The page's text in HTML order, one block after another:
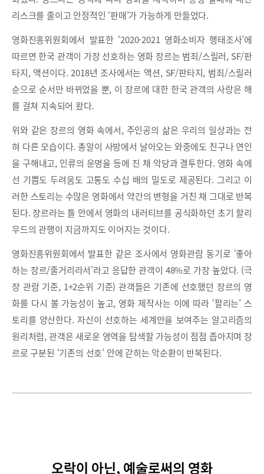
리스크를 줄이고 안정적인 ‘판매’가 가능하게 만들었다.
영화진흥위원회에서 발표한 ‘2020-2021 영화소비자 행태조사’에
따르면 한국 관객이 가장 선호하는 영화 장르는 범죄/스릴러, SF/판
타지, 액션이다. 2018년 조사에서는 액션, SF/판타지, 범죄/스릴러
순으로 순서만 바뀌었을 뿐, 이 장르에 대한 한국 관객의 사랑은 해
를 걸쳐 지속되어 왔다.
위와 같은 장르의 영화 속에서, 주인공의 삶은 우리의 일상과는 전
혀 다른 모습이다. 총알이 사방에서 날아오는 와중에도 친구나 연인
을 구해내고, 인류의 운명을 등에 진 채 악당과 결투한다. 영화 속에
선 기쁨도 두려움도 고통도 수십 배의 밀도로 제공된다. 그리고 이
러한 스토리는 수많은 영화에서 약간의 변형을 거친 채 그대로 반복
된다. 장르라는 틀 안에서 영화의 내러티브를 공식화하던 초기 할리
우드의 관행이 지금까지도 이어지는 것이다.
영화진흥위원회에서 발표한 같은 조사에서 영화관람 동기로 ‘좋아
하는 장르/줄거리라서’라고 응답한 관객이 48%로 가장 높았다. (극
장 관람 기준, 1+2순위 기준) 관객들은 기존에 선호했던 장르의 영
화를 다시 볼 가능성이 높고, 영화 제작사는 이에 따라 ‘팔리는’ 스
토리를 양산한다. 자신이 선호하는 세계만을 보여주는 알고리즘의
원리처럼, 관객은 새로운 영역을 탐색할 가능성이 점점 좁아지며 장
르로 구분된 ‘기존의 선호’ 안에 갇히는 악순환이 반복된다.
오락이 아닌, 예술로써의 영화